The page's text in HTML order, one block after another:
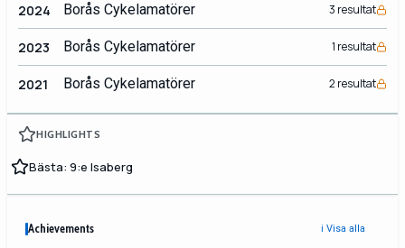
2024 Borås Cykelamatörer 3 resultat
2023 Borås Cykelamatörer 1 resultat
2021 Borås Cykelamatörer 2 resultat
HIGHLIGHTS
Bästa: 9:e Isaberg
Achievements ℹ️ Visa alla